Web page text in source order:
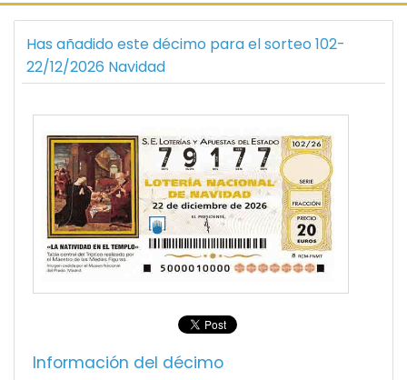
Has añadido este décimo para el sorteo 102-
22/12/2026 Navidad
Información del décimo